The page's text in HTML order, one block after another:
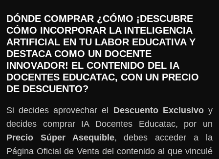
DÓNDE COMPRAR ¿CÓMO ¡DESCUBRE
CÓMO INCORPORAR LA INTELIGENCIA
ARTIFICIAL EN TU LABOR EDUCATIVA Y
DESTACA COMO UN DOCENTE
INNOVADOR! EL CONTENIDO DEL IA
DOCENTES EDUCATAC, CON UN PRECIO
DE DESCUENTO?
Si decides aprovechar el Descuento Exclusivoy
decides comprar IA Docentes Educatac, por un
Precio Súper Asequible, debes acceder a la
Página Oficial de Venta del contenido al que vinculé